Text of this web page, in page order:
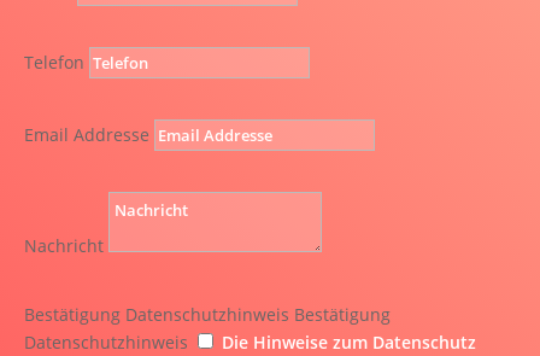
Telefon
Email Addresse
Nachricht
Bestätigung Datenschutzhinweis Bestätigung
Datenschutzhinweis
Die Hinweise zum Datenschutz